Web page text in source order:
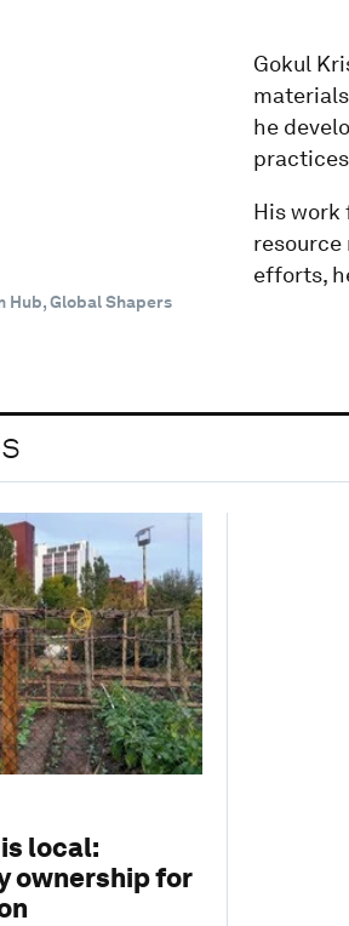
Hub, Global Shapers
Gokul
he
His work
efforts,
local:
ownership for